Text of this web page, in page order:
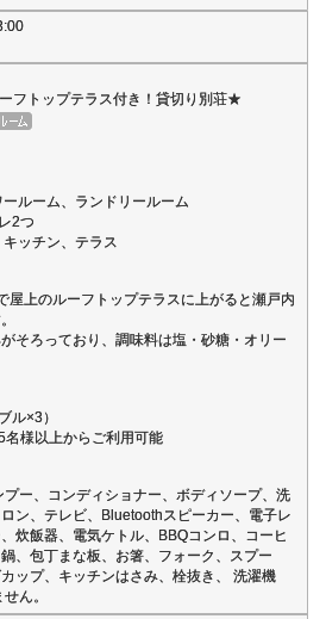
フトップテラス付き！貸切り別荘★
ルーム、ランドリールーム
2つ
ッチン、テラス
屋上のルーフトップテラスに上がると瀬戸内
そろっており、調味料は塩・砂糖・オリー
ル×3）
様以上からご利用可能
ー、コンディショナー、ボディソープ、洗
ン、テレビ、Bluetoothスピーカー、電子レ
炊飯器、電気ケトル、BBQコンロ、コーヒ
、包丁まな板、お箸、フォーク、スプー
ップ、キッチンはさみ、栓抜き、 洗濯機
ん。